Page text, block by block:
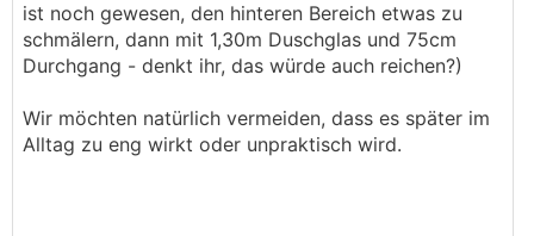
ist noch gewesen, den hinteren Bereich etwas zu
schmälern, dann mit 1,30m Duschglas und 75cm
Durchgang - denkt ihr, das würde auch reichen?)
Wir möchten natürlich vermeiden, dass es später im
Alltag zu eng wirkt oder unpraktisch wird.